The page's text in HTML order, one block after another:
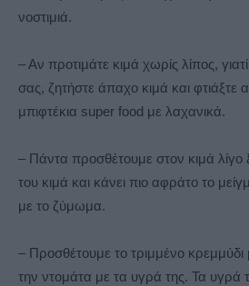
νοστιμιά.
– Αν προτιμάτε κιμά χωρίς λίπος,
σας, ζητήστε άπαχο κιμά και φτιάξτε
μπιφτέκια super food με λαχανικά.
– Πάντα προσθέτουμε στον κιμά λίγο
του κιμά και κάνει πιο αφράτο το
με το ζύμωμα.
– Προσθέτουμε το τριμμένο
την ντομάτα με τα υγρά της. Τα υγρά